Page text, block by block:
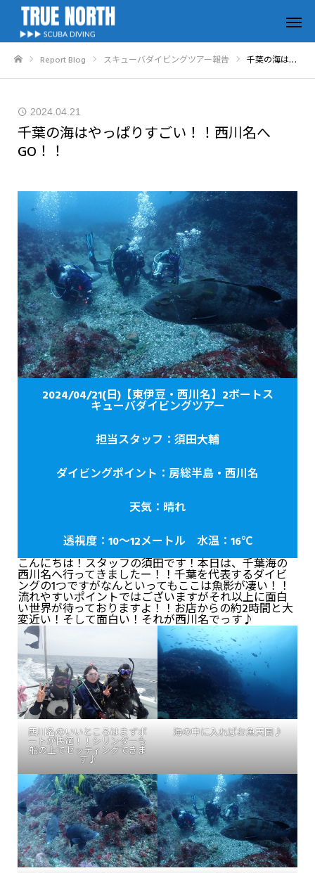
Report Blog スキューバダイビングツアー報告 千葉の海はやっぱりすごい！！西川名へGO！！
2024.04.21
千葉の海はやっぱりすごい！！西川名へ
GO！！
2024/04/21(日)【東伊豆・西川名】2ボートス
キューバダイビングツアー
担当スタッフ：須田大輔
ダイビングポイント：房総半島・西川名
天気：晴れ
透視度：10～12メートル 水温：16℃
こんにちは！スタッフの須田です！本日は、千葉海の
西川名へ行ってきましたー！！千葉を代表するダイビ
ングの1つですがなんといってもここは魚影が凄い！！
流れやすいポイントではございますがそれ以上に面白
い世界が待っておりますよ！！お店からの約2時間と大
変近い！そして面白い！それが西川名でっす♪
西川名のいいところはまずボ
ートが快適！！シリンダーも
船の上でセッティングできま
す♪
海の中に入ればお魚天国♪